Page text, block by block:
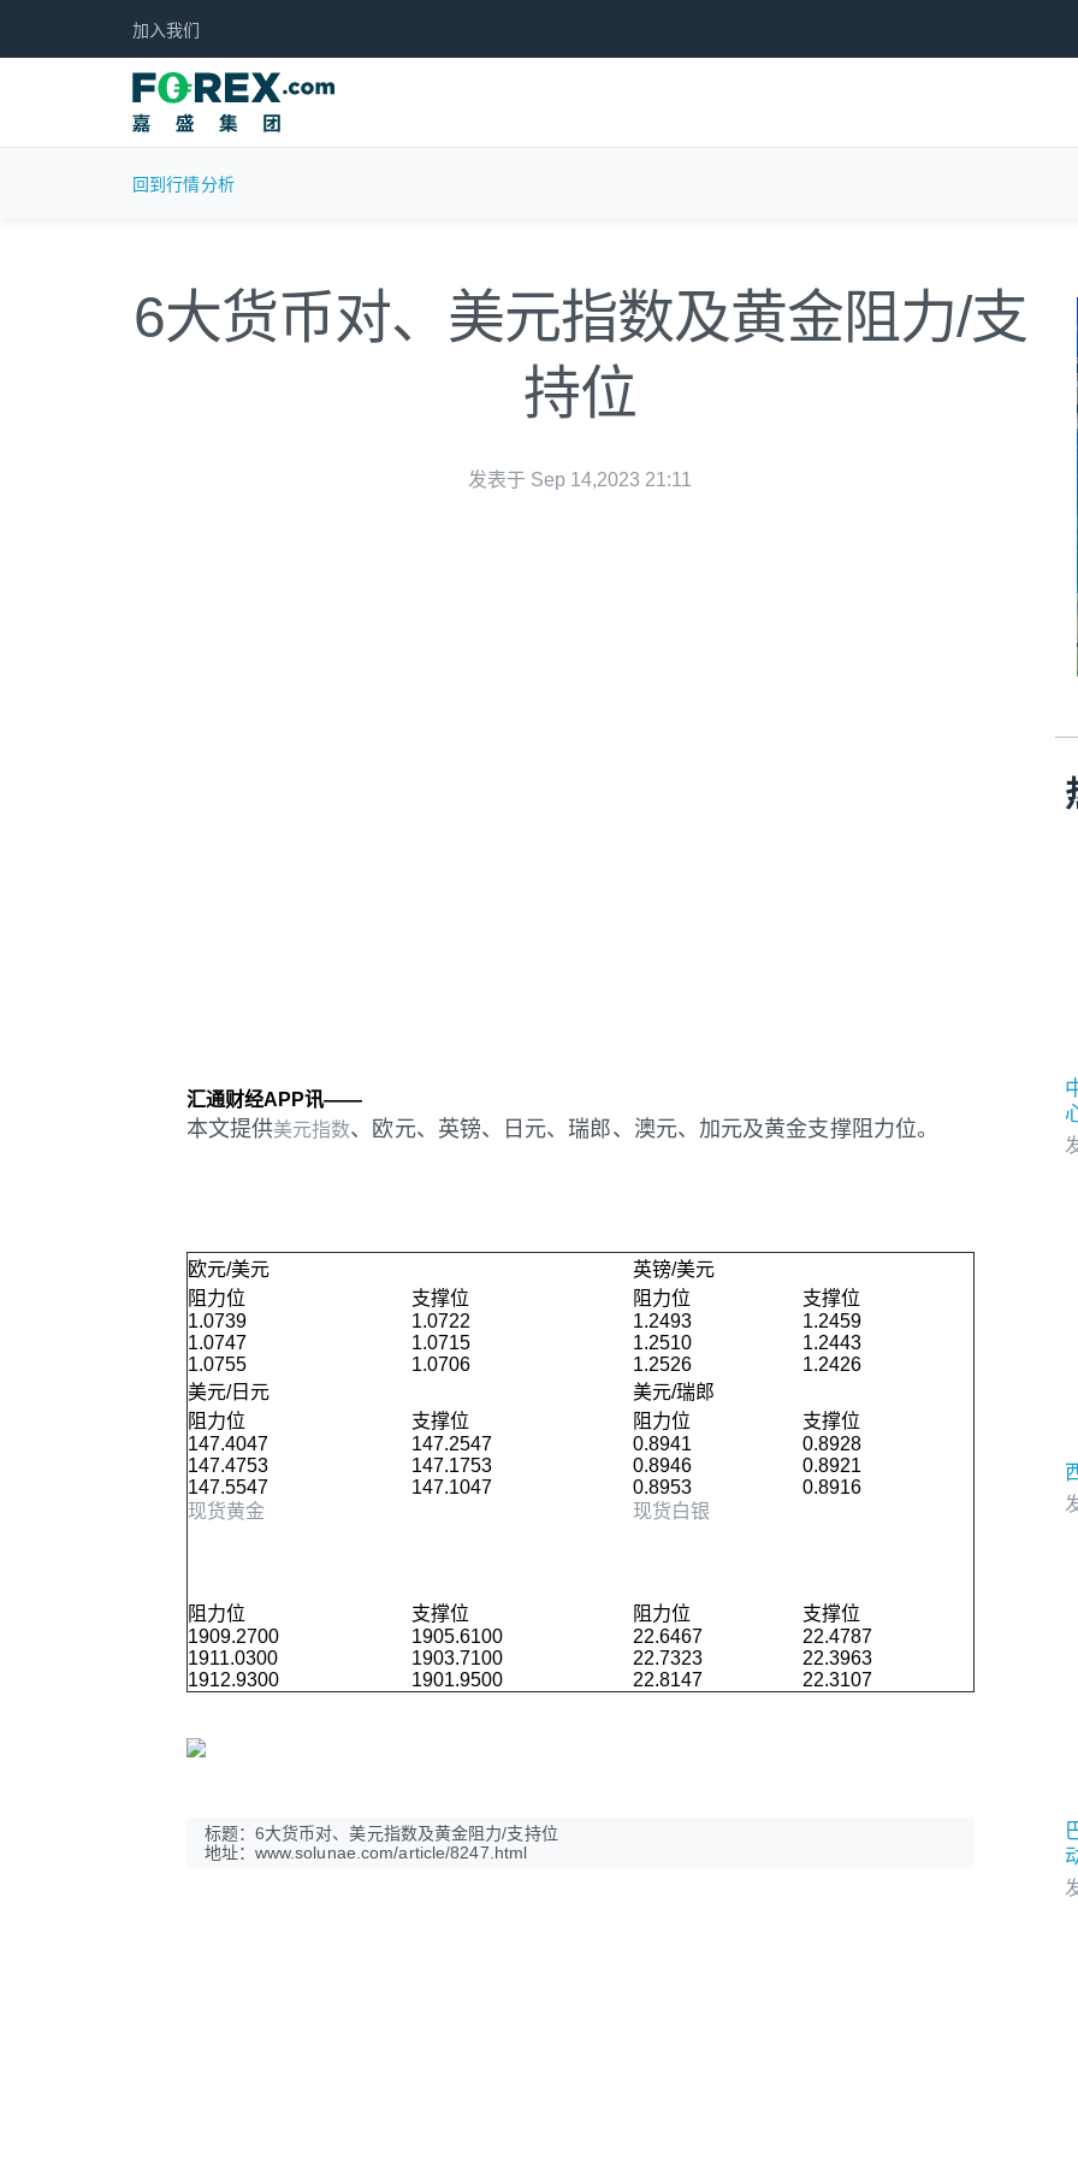
加入我们
回到行情分析
6大货币对、美元指数及黄金阻力/支
持位
发表于 Sep 14,2023 21:11
汇通财经APP讯——
本文提供美元指数、欧元、英镑、日元、瑞郎、澳元、加元及黄金支撑阻力位。
欧元/美元
英镑/美元
阻力位
支撑位 阻力位
支撑位
1.0739
1.0722 1.2493
1.2459
1.0747
1.0715 1.2510
1.2443
1.0755
1.0706 1.2526
1.2426
美元/日元
美元/瑞郎
阻力位
支撑位 阻力位
支撑位
147.4047
147.2547 0.8941
0.8928
147.4753
147.1753 0.8946
0.8921
147.5547
147.1047 0.8953
0.8916
现货黄金
现货白银
阻力位 支撑位 阻力位
支撑位
1909.2700
1905.6100 22.6467
22.4787
1911.0300
1903.7100 22.7323
22.3963
1912.9300
1901.9500 22.8147 22.3107
标题：6大货币对、美元指数及黄金阻力/支持位
地址：www.solunae.com/article/8247.html